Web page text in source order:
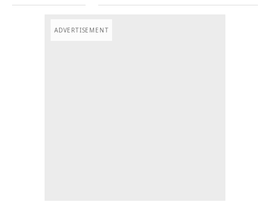
ADVERTISEMENT